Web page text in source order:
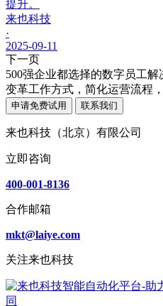
提升。
来也科技
·
2025-09-11
下一页
500强企业都选择的数字员工解
变革工作方式，简化运营流程
申请免费试用 联系我们
来也科技（北京）有限公司
立即咨询
400-001-8136
合作邮箱
mkt@laiye.com
关注来也科技